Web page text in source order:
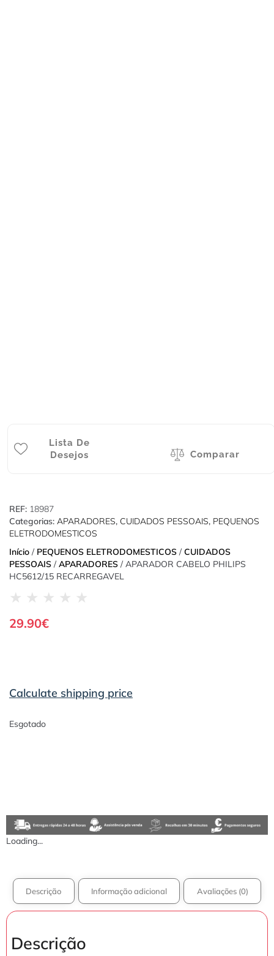
Lista De
Desejos
Comparar
REF: 18987
Categorias: APARADORES, CUIDADOS PESSOAIS, PEQUENOS
ELETRODOMESTICOS
Início / PEQUENOS ELETRODOMESTICOS / CUIDADOS
PESSOAIS / APARADORES / APARADOR CABELO PHILIPS
HC5612/15 RECARREGAVEL
★ ★ ★ ★ ★
29.90€
Calculate shipping price
Esgotado
Loading...
Descrição Informação adicional Avaliações (0)
Descrição